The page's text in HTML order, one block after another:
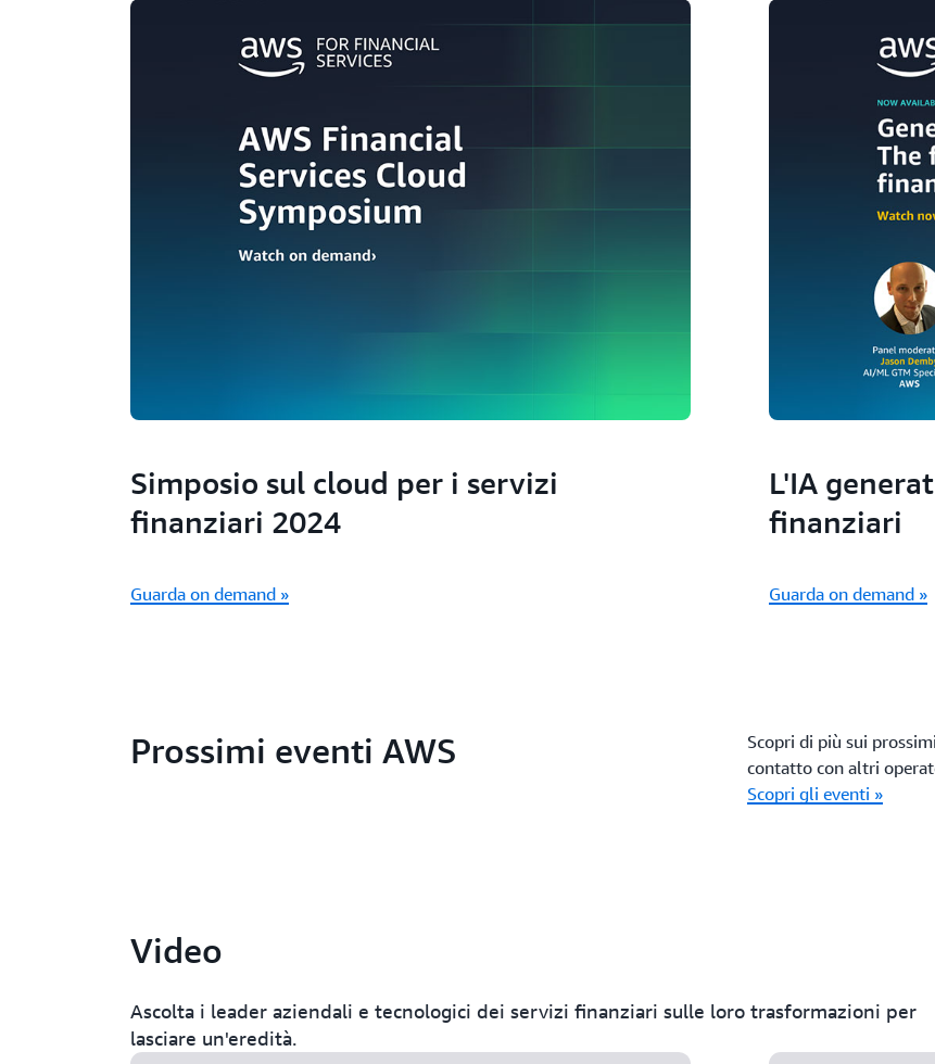
Simposio sul cloud per i servizi
finanziari 2024
Guarda on demand »
L'IA
finanziari
Guarda on demand »
Prossimi eventi AWS
Scopri di più sui
contatto con altri
Scopri gli eventi »
Video
Ascolta i leader aziendali e tecnologici dei servizi finanziari sulle loro trasformazioni per
lasciare un'eredità.